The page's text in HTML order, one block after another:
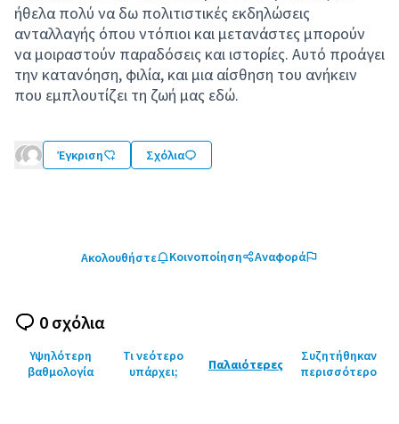
ήθελα πολύ να δω πολιτιστικές εκδηλώσεις
ανταλλαγής όπου ντόπιοι και μετανάστες μπορούν
να μοιραστούν παραδόσεις και ιστορίες. Αυτό προάγει
την κατανόηση, φιλία, και μια αίσθηση του ανήκειν
που εμπλουτίζει τη ζωή μας εδώ.
Έγκριση Σχόλια
Ακολουθήστε Κοινοποίηση Αναφορά
0 σχόλια
Υψηλότερη
βαθμολογία
Τι νεότερο
υπάρχει;
Παλαιότερες
Συζητήθηκαν
περισσότερο